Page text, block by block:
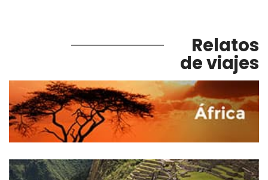
Relatos
de viajes